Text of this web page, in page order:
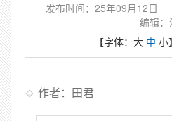
发布时间：25年09月12日
编辑：
【字体： 大 中 小
作者：田君